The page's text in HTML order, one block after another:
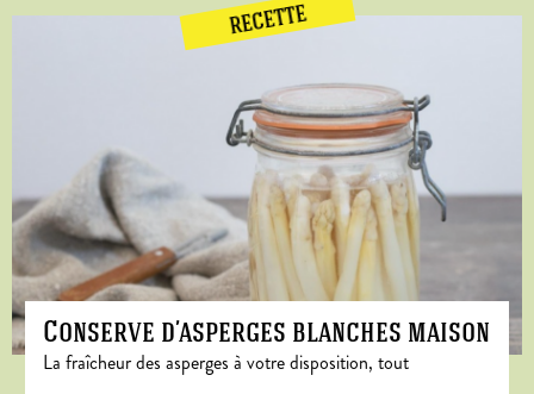
RECETTE
Conserve d’asperges blanches maison
La fraîcheur des asperges à votre disposition, tout